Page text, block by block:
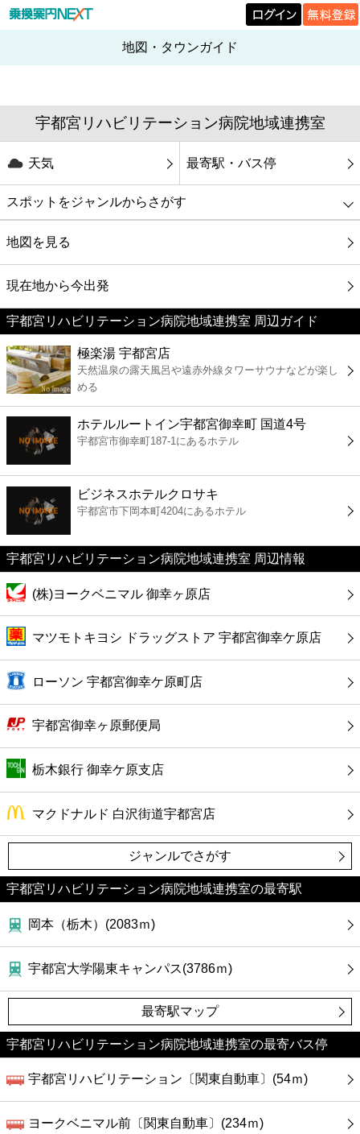
地図・タウンガイド
宇都宮リハビリテーション病院地域連携室
天気 最寄駅・バス停
スポットをジャンルからさがす
グルメ
映画
美容
コンビニ
薬局
エンタメ
レジャー
書店
ファミレス
ファーストフード
カフェ
ショッピング
銀行
病院
ホテル
地図を見る
現在地から今出発
宇都宮リハビリテーション病院地域連携室 周辺ガイド
極楽湯 宇都宮店
天然温泉の露天風呂や遠赤外線タワーサウナなどが楽し
める
ホテルルートイン宇都宮御幸町 国道4号
宇都宮市御幸町187-1にあるホテル
ビジネスホテルクロサキ
宇都宮市下岡本町4204にあるホテル
宇都宮リハビリテーション病院地域連携室 周辺情報
(株)ヨークベニマル 御幸ヶ原店
マツモトキヨシ ドラッグストア 宇都宮御幸ケ原店
ローソン 宇都宮御幸ケ原町店
宇都宮御幸ヶ原郵便局
栃木銀行 御幸ケ原支店
マクドナルド 白沢街道宇都宮店
ジャンルでさがす
宇都宮リハビリテーション病院地域連携室の最寄駅
岡本（栃木）(2083ｍ)
宇都宮大学陽東キャンパス(3786ｍ)
最寄駅マップ
宇都宮リハビリテーション病院地域連携室の最寄バス停
宇都宮リハビリテーション〔関東自動車〕(54ｍ)
ヨークベニマル前〔関東自動車〕(234ｍ)